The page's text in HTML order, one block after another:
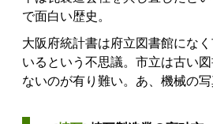
で面白い歴史。
大阪府統計書は府立図書館にな
いるという不思議。市立は古い
ないのが有り難い。あ、機械の写